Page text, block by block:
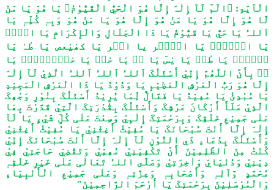
الْآیَۃِ: ﴿الٓمٓ لَآ إِلٰہَ إِلَّا ھُوَ الْحَيُّ الْقَیُّوْمُ﴾ یَا ھُوَ یَا مَنْ
لَّا ھُوَ إِلَّا ھُوَ یَا مَنْ ھُوَ إِلَّا ھُوَ یَا مَنْ ھُوَ وَبِہٖ کُلِّہٖ یَا
اَللہُ یَا حَيُّ یَا قَیُّوْمُ یَا ذَا الْجَلَالِ وَالْإِکْرَامِ یَا الۤمۤ
یَا الۤمۤصۤ یَا الۤمۤر یا الۤر یَا کھٰیٰعص یَا طٰہٰ یَا
طۤسۤمۤ یَا طٰسۤ یَا یٰسٓ یَا صۤ یَا حٰمۤ یَا حٰمۤعۤسۤقۤ یَا
قۤ بِأَنَّ اللّٰھُمَّ إِنِّيْ أَسْئَلُکَ اَللہُ اَللہُ اَللہُ الّذِيْ لَآ إِلٰہَ
إِلَّا ھُوَ رَبُّ الْعَرْشِ الْعَظِیْمِ یَا وَدُوْدُ یَا ذَا الْعَرْشِ الْمَجِیْدِ
یَا مُبْدِئُ یَا مُعِیْدُ یَا فَعَّالٌ لِّمَا یُرِیْدُ أَسْئَلُکَ بِنُوْرِ وَجْھِکَ
الَّذِيْ مَلَأَ أَرْکَانَ عَرْشِکَ وَأَسْئَلُکَ بِقُدْرَتِکَ الَّتِيْ قَدَّرْتَ بِھَا
عَلٰی جَمِیْعِ خَلْقِکَ وَبِرَحْمَتِکَ إِلٰہِيْ وَسِعْتَ عَلٰی کُلِّ شَيْءٍ یَا لَآ
إِلٰہَ إِلَّا أَنْتَ سُبْحَانَکَ یَا مُغِیْثُ أَغِثْنِيْ یَا مُغِیْثُ أَغِثْنِيْ
وَأَسْئَلُکَ بِدُعَاءِ ذَي النُّوْنِ لَآ إِلٰہَ إِلَّا أَنْتَ سُبْحَانَکَ إِنِّيْ
کُنْتُ مِنَ الظَّلِمِیْنَ أَنْ تَکْفِيَنِيْ مُھِمِّيْ وَتَقْضِيَ حَاجَتِيْ فِيْ
دِیْنِيْ وَدُنْیَايَ وَاٰخِرَتِيْ وَصَلَّى اللہُ تَعَالٰی عَلٰی خَیْرِ خَلْقِہٖ
مُحَمَّدٍ وَّآلِہٖ وَأَصْحَابِہٖ وَعِزَّتِہٖ وَعَلٰی جَمِیْعِ الْأَنْبِیَاءِ
وَالْمُرْسَلِیْنَ بِرَحْمَتِکَ یَا أَرْحَمَ الرَّاحِمِیْنَ"